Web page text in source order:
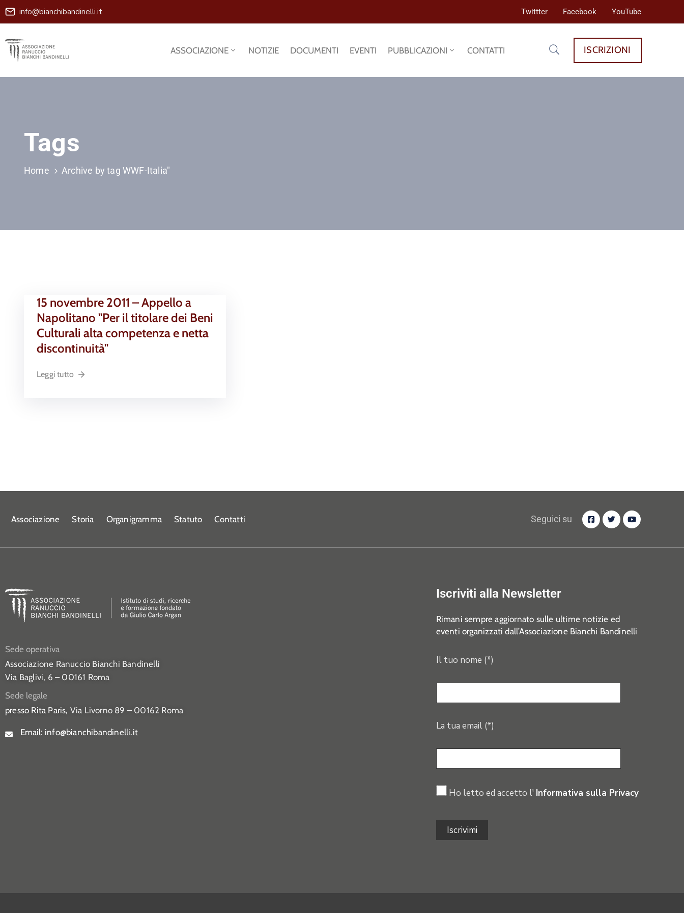
info@bianchibandinelli.it Twittter Facebook YouTube
ASSOCIAZIONE NOTIZIE DOCUMENTI EVENTI PUBBLICAZIONI CONTATTI ISCRIZIONI
Tags
Home Archive by tag WWF-Italia"
15 novembre 2011 – Appello a
Napolitano "Per il titolare dei Beni
Culturali alta competenza e netta
discontinuità"
Leggi tutto
Associazione Storia Organigramma Statuto Contatti Seguici su
Sede operativa
Associazione Ranuccio Bianchi Bandinelli
Via Baglivi, 6 – 00161 Roma
Sede legale
presso Rita Paris, Via Livorno 89 – 00162 Roma
Email: info@bianchibandinelli.it
Iscriviti alla Newsletter
Rimani sempre aggiornato sulle ultime notizie ed
eventi organizzati dall’Associazione Bianchi Bandinelli
Il tuo nome (*)
La tua email (*)
Ho letto ed accetto l' Informativa sulla Privacy